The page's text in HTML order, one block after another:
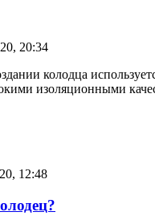
20:34
колодца
изоляционными
12:48